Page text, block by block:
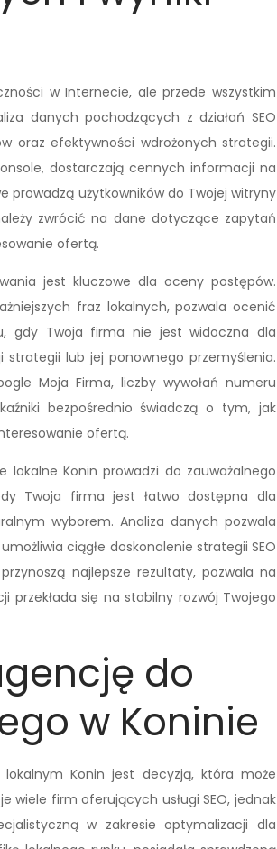
w Internecie, ale przede wszystkim
danych pochodzących z działań SEO
oraz efektywności wdrożonych strategii.
dostarczają cennych informacji na
prowadzą użytkowników do Twojej witryny
zwrócić na dane dotyczące zapytań
ofertą.
jest kluczowe dla oceny postępów.
fraz lokalnych, pozwala ocenić
gdy Twoja firma nie jest widoczna dla
lub jej ponownego przemyślenia.
Moja Firma, liczby wywołań numeru
bezpośrednio świadczą o tym, jak
ofertą.
lokalne Konin prowadzi do zauważalnego
Twoja firma jest łatwo dostępna dla
wyborem. Analiza danych pozwala
ciągłe doskonalenie strategii SEO
najlepsze rezultaty, pozwala na
przekłada się na stabilny rozwój Twojego
do
w Koninie
Konin jest decyzją, która może
wiele firm oferujących usługi SEO, jednak
w zakresie optymalizacji dla